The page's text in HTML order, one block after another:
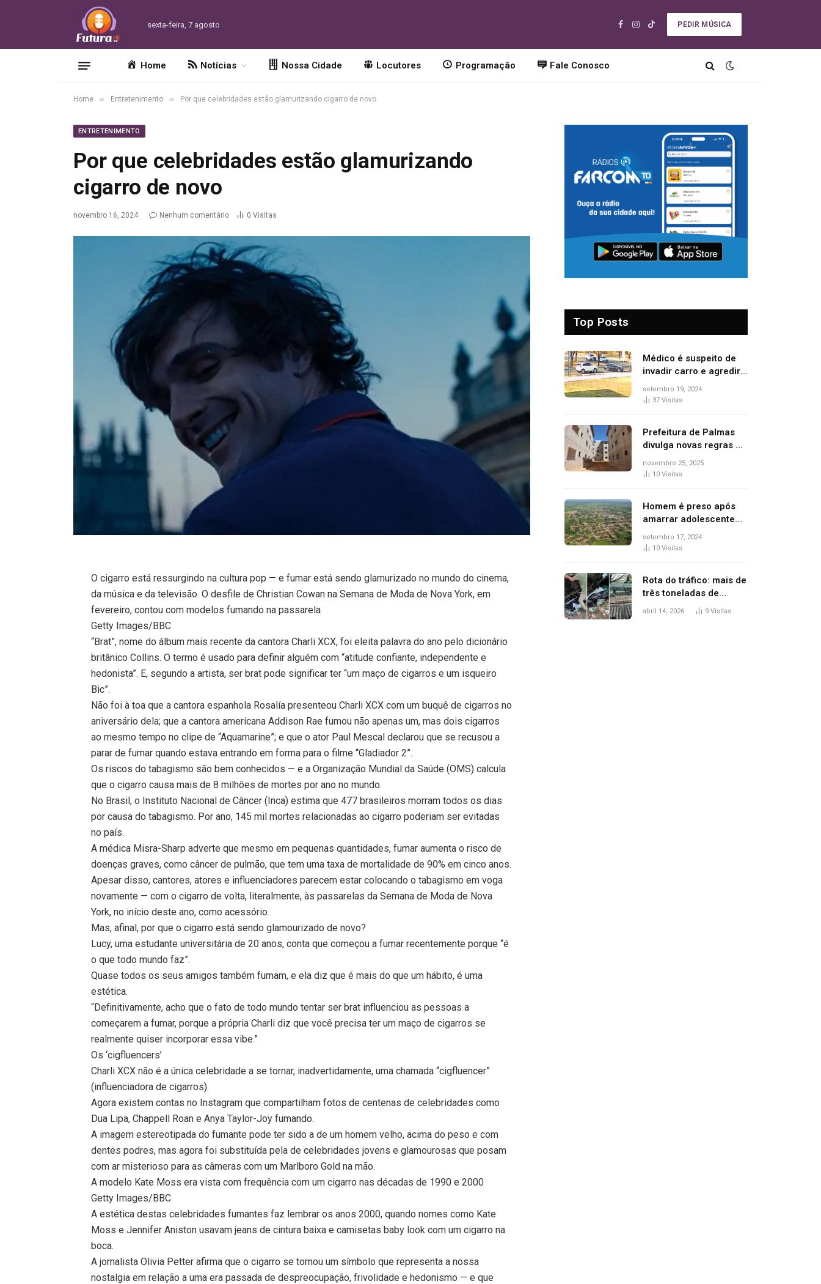
sexta-feira, 7 agosto
Facebook
Instagram
TikTok
PEDIR MÚSICA
Home Notícias Nossa Cidade Locutores Programação Fale Conosco
Home » Entretenimento » Por que celebridades estão glamurizando cigarro de novo
ENTRETENIMENTO
Por que celebridades estão glamurizando
cigarro de novo
novembro 16, 2024 Nenhum comentário 0 Visitas
O cigarro está ressurgindo na cultura pop — e fumar está sendo glamurizado no mundo do cinema,
da música e da televisão. O desfile de Christian Cowan na Semana de Moda de Nova York, em
fevereiro, contou com modelos fumando na passarela
Getty Images/BBC
“Brat”, nome do álbum mais recente da cantora Charli XCX, foi eleita palavra do ano pelo dicionário
britânico Collins. O termo é usado para definir alguém com “atitude confiante, independente e
hedonista”. E, segundo a artista, ser brat pode significar ter “um maço de cigarros e um isqueiro
Bic”.
Não foi à toa que a cantora espanhola Rosalía presenteou Charli XCX com um buquê de cigarros no
aniversário dela; que a cantora americana Addison Rae fumou não apenas um, mas dois cigarros
ao mesmo tempo no clipe de “Aquamarine”; e que o ator Paul Mescal declarou que se recusou a
parar de fumar quando estava entrando em forma para o filme “Gladiador 2”.
Os riscos do tabagismo são bem conhecidos — e a Organização Mundial da Saúde (OMS) calcula
que o cigarro causa mais de 8 milhões de mortes por ano no mundo.
No Brasil, o Instituto Nacional de Câncer (Inca) estima que 477 brasileiros morram todos os dias
por causa do tabagismo. Por ano, 145 mil mortes relacionadas ao cigarro poderiam ser evitadas
no país.
A médica Misra-Sharp adverte que mesmo em pequenas quantidades, fumar aumenta o risco de
doenças graves, como câncer de pulmão, que tem uma taxa de mortalidade de 90% em cinco anos.
Apesar disso, cantores, atores e influenciadores parecem estar colocando o tabagismo em voga
novamente — com o cigarro de volta, literalmente, às passarelas da Semana de Moda de Nova
York, no início deste ano, como acessório.
Mas, afinal, por que o cigarro está sendo glamourizado de novo?
Lucy, uma estudante universitária de 20 anos, conta que começou a fumar recentemente porque “é
o que todo mundo faz”.
Quase todos os seus amigos também fumam, e ela diz que é mais do que um hábito, é uma
estética.
“Definitivamente, acho que o fato de todo mundo tentar ser brat influenciou as pessoas a
começarem a fumar, porque a própria Charli diz que você precisa ter um maço de cigarros se
realmente quiser incorporar essa vibe.”
Os ‘cigfluencers’
Charli XCX não é a única celebridade a se tornar, inadvertidamente, uma chamada “cigfluencer”
(influenciadora de cigarros).
Agora existem contas no Instagram que compartilham fotos de centenas de celebridades como
Dua Lipa, Chappell Roan e Anya Taylor-Joy fumando.
A imagem estereotipada do fumante pode ter sido a de um homem velho, acima do peso e com
dentes podres, mas agora foi substituída pela de celebridades jovens e glamourosas que posam
com ar misterioso para as câmeras com um Marlboro Gold na mão.
A modelo Kate Moss era vista com frequência com um cigarro nas décadas de 1990 e 2000
Getty Images/BBC
A estética destas celebridades fumantes faz lembrar os anos 2000, quando nomes como Kate
Moss e Jennifer Aniston usavam jeans de cintura baixa e camisetas baby look com um cigarro na
boca.
A jornalista Olivia Petter afirma que o cigarro se tornou um símbolo que representa a nossa
nostalgia em relação a uma era passada de despreocupação, frivolidade e hedonismo — e que
Top Posts
Médico é suspeito de
invadir carro e agredir
delegado aposentado
durante confusão no
setembro 19, 2024
37 Visitas
Prefeitura de Palmas
divulga novas regras e
critérios de desempate
para seleção de
novembro 25, 2025
10 Visitas
Homem é preso após
amarrar adolescente
suspeito de furto em
estaca de cerca e
setembro 17, 2024
10 Visitas
Rota do tráfico: mais de
três toneladas de
drogas são
abril 14, 2026 9 Visitas